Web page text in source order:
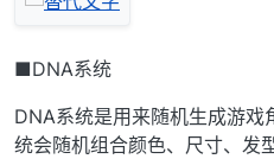
■DNA系统
DNA系统是用来随机生成游戏
统会随机组合颜色、尺寸、发